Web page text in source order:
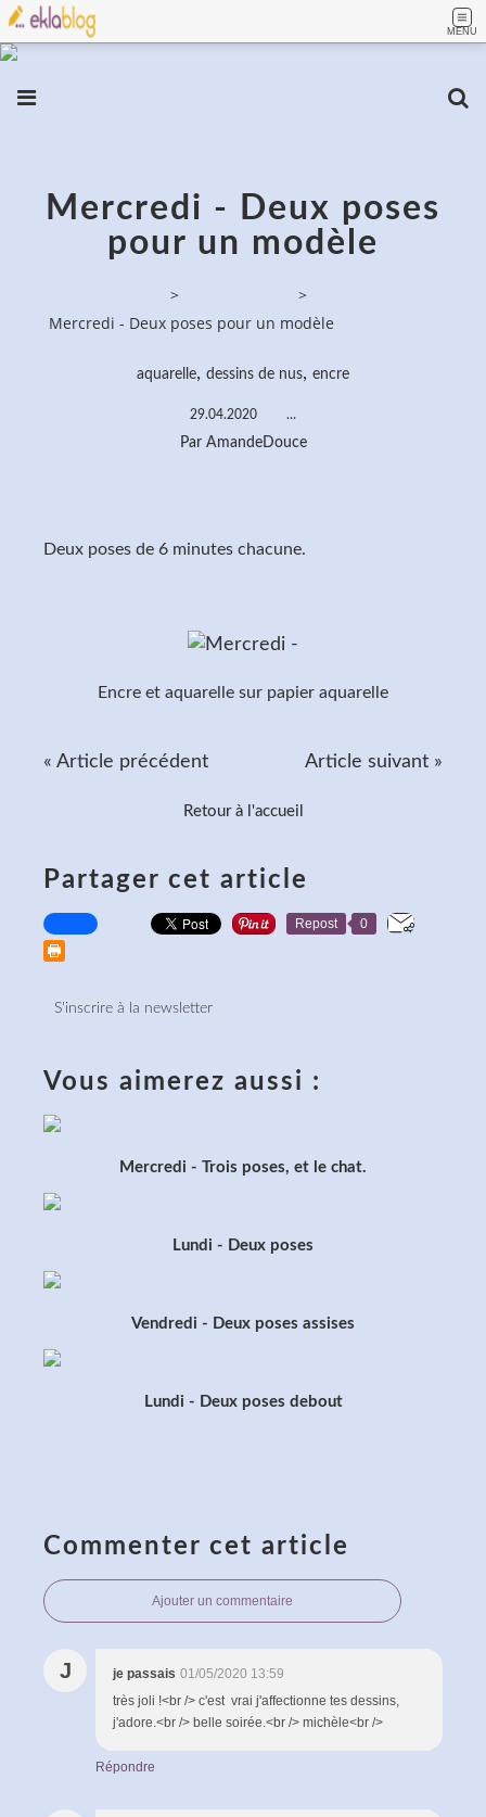
MENU
Mercredi - Deux poses
pour un modèle
>
>
Mercredi - Deux poses pour un modèle
aquarelle, dessins de nus, encre
29.04.2020 …
Par AmandeDouce
Deux poses de 6 minutes chacune.
Encre et aquarelle sur papier aquarelle
« Article précédent Article suivant »
Retour à l'accueil
Partager cet article
Repost 0
S'inscrire à la newsletter
Vous aimerez aussi :
Mercredi - Trois poses, et le chat.
Lundi - Deux poses
Vendredi - Deux poses assises
Lundi - Deux poses debout
Commenter cet article
Ajouter un commentaire
J je passais 01/05/2020 13:59
très joli !<br /> c'est vrai j'affectionne tes dessins,
j'adore.<br /> belle soirée.<br /> michèle<br />
Répondre